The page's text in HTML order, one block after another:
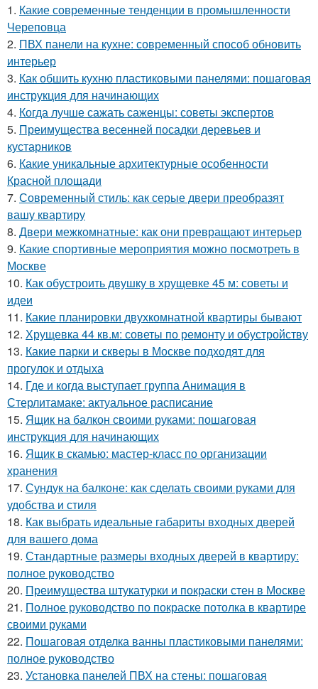
1. Какие современные тенденции в промышленности
Череповца
2. ПВХ панели на кухне: современный способ обновить
интерьер
3. Как обшить кухню пластиковыми панелями: пошаговая
инструкция для начинающих
4. Когда лучше сажать саженцы: советы экспертов
5. Преимущества весенней посадки деревьев и
кустарников
6. Какие уникальные архитектурные особенности
Красной площади
7. Современный стиль: как серые двери преобразят
вашу квартиру
8. Двери межкомнатные: как они превращают интерьер
9. Какие спортивные мероприятия можно посмотреть в
Москве
10. Как обустроить двушку в хрущевке 45 м: советы и
идеи
11. Какие планировки двухкомнатной квартиры бывают
12. Хрущевка 44 кв.м: советы по ремонту и обустройству
13. Какие парки и скверы в Москве подходят для
прогулок и отдыха
14. Где и когда выступает группа Анимация в
Стерлитамаке: актуальное расписание
15. Ящик на балкон своими руками: пошаговая
инструкция для начинающих
16. Ящик в скамью: мастер-класс по организации
хранения
17. Сундук на балконе: как сделать своими руками для
удобства и стиля
18. Как выбрать идеальные габариты входных дверей
для вашего дома
19. Стандартные размеры входных дверей в квартиру:
полное руководство
20. Преимущества штукатурки и покраски стен в Москве
21. Полное руководство по покраске потолка в квартире
своими руками
22. Пошаговая отделка ванны пластиковыми панелями:
полное руководство
23. Установка панелей ПВХ на стены: пошаговая